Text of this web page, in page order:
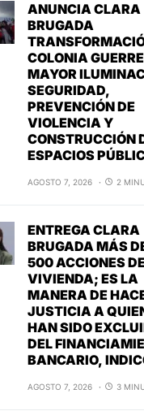
ANUNCIA CLARA
BRUGADA
COLONIA
MAYOR
SEGURIDAD,
PREVENCIÓN DE
VIOLENCIA Y
CONSTRUCCIÓN
ESPACIOS
AGOSTO 7, 2026 2
ENTREGA CLARA
BRUGADA MÁS
500 ACCIONES
VIVIENDA; ES LA
MANERA DE
JUSTICIA A
HAN SIDO
DEL
BANCARIO,
AGOSTO 7, 2026 3